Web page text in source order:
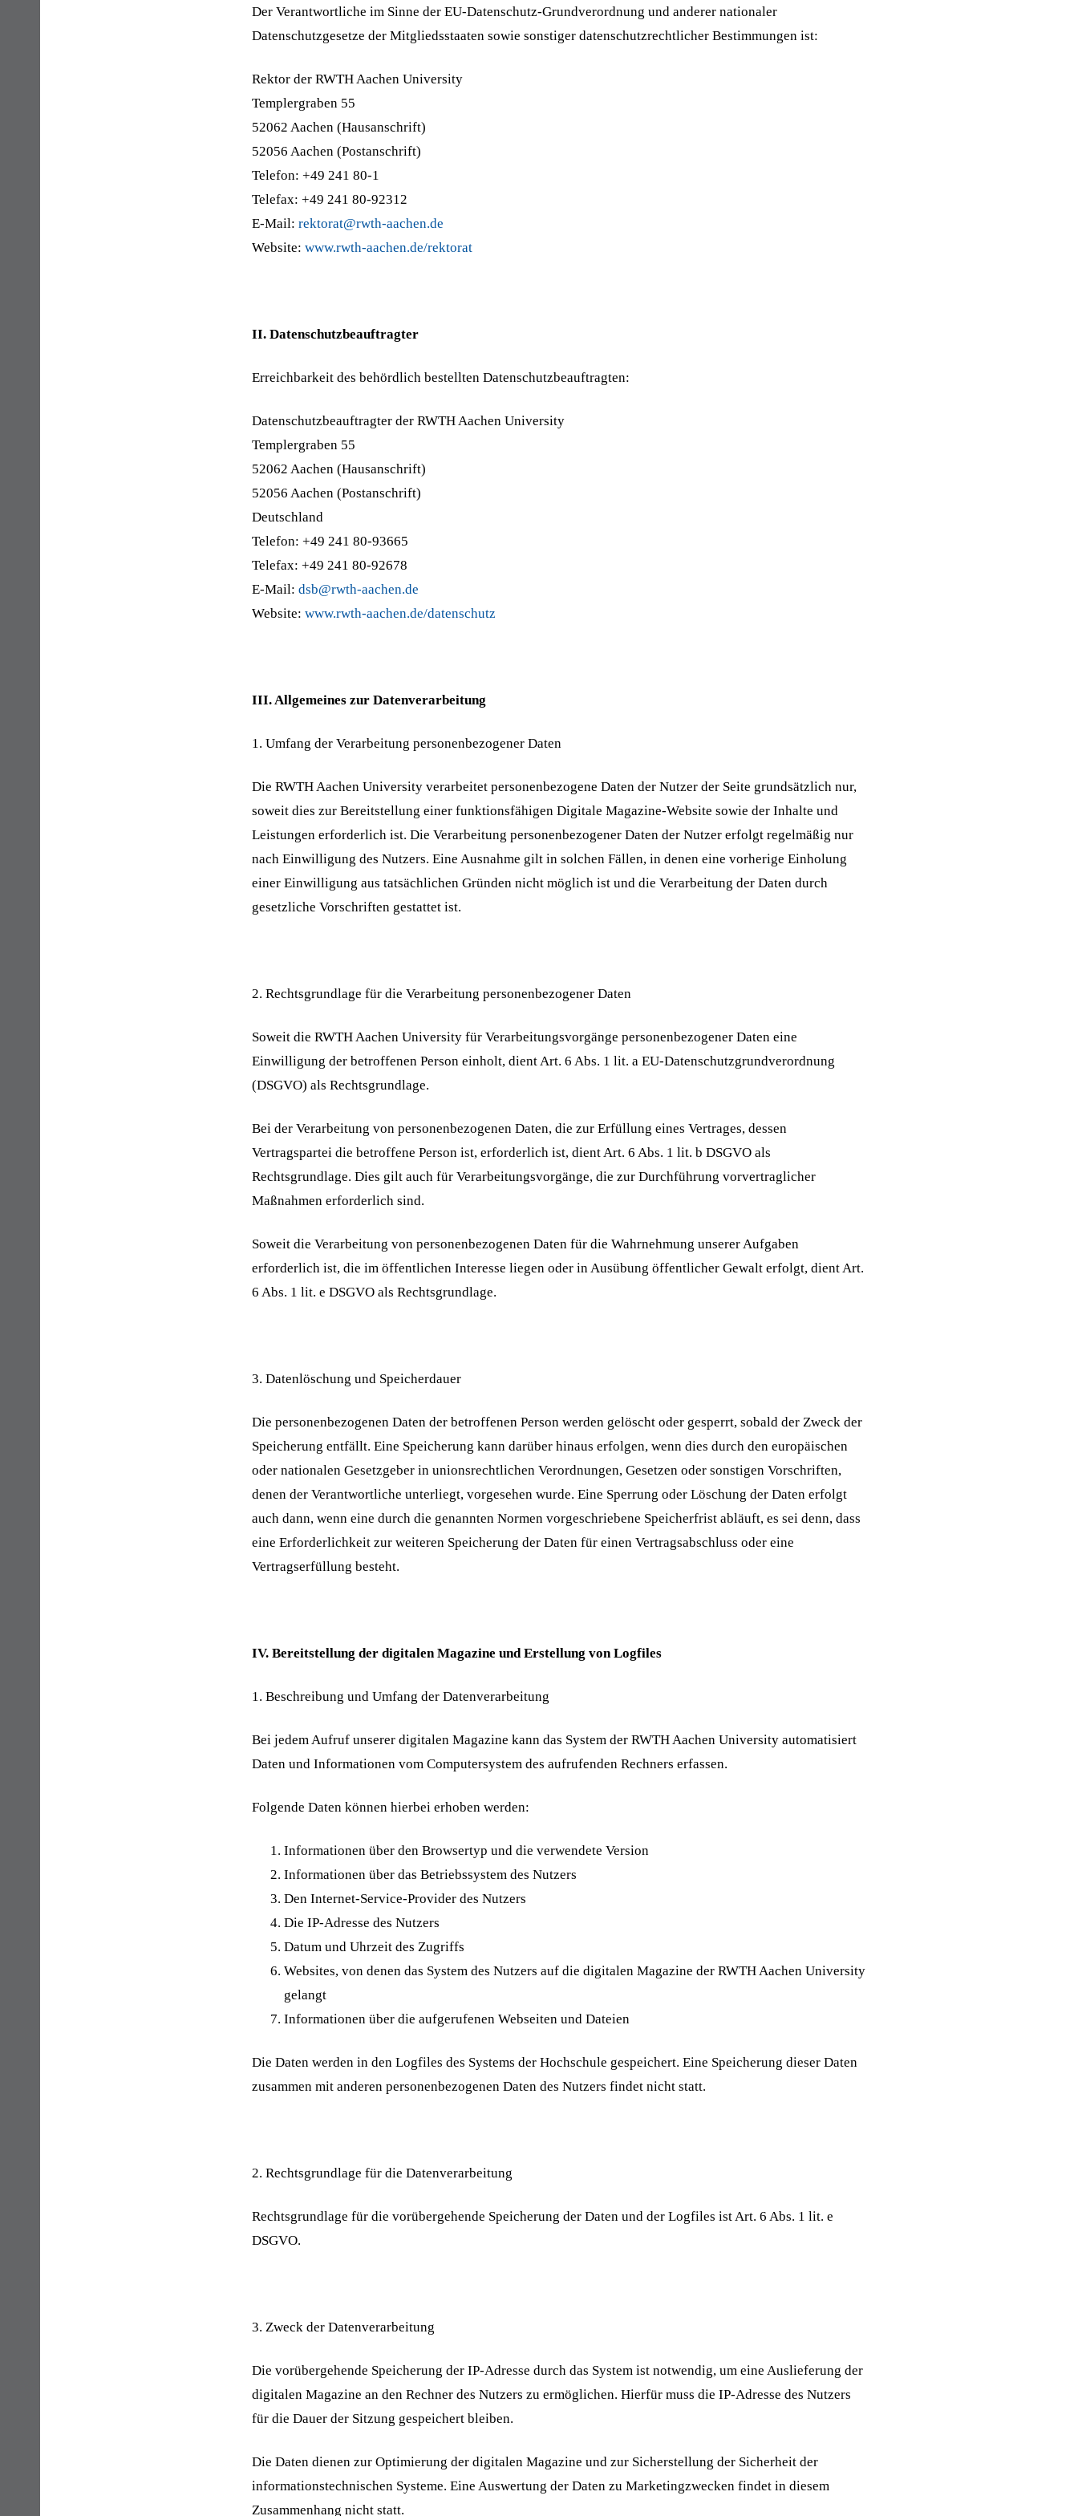
Der Verantwortliche im Sinne der EU-Datenschutz-Grundverordnung und anderer nationaler
Datenschutzgesetze der Mitgliedsstaaten sowie sonstiger datenschutzrechtlicher Bestimmungen ist:
Rektor der RWTH Aachen University
Templergraben 55
52062 Aachen (Hausanschrift)
52056 Aachen (Postanschrift)
Telefon: +49 241 80-1
Telefax: +49 241 80-92312
E-Mail: rektorat@rwth-aachen.de
Website: www.rwth-aachen.de/rektorat
II. Datenschutzbeauftragter
Erreichbarkeit des behördlich bestellten Datenschutzbeauftragten:
Datenschutzbeauftragter der RWTH Aachen University
Templergraben 55
52062 Aachen (Hausanschrift)
52056 Aachen (Postanschrift)
Deutschland
Telefon: +49 241 80-93665
Telefax: +49 241 80-92678
E-Mail: dsb@rwth-aachen.de
Website: www.rwth-aachen.de/datenschutz
III. Allgemeines zur Datenverarbeitung
1. Umfang der Verarbeitung personenbezogener Daten
Die RWTH Aachen University verarbeitet personenbezogene Daten der Nutzer der Seite grundsätzlich nur,
soweit dies zur Bereitstellung einer funktionsfähigen Digitale Magazine-Website sowie der Inhalte und
Leistungen erforderlich ist. Die Verarbeitung personenbezogener Daten der Nutzer erfolgt regelmäßig nur
nach Einwilligung des Nutzers. Eine Ausnahme gilt in solchen Fällen, in denen eine vorherige Einholung
einer Einwilligung aus tatsächlichen Gründen nicht möglich ist und die Verarbeitung der Daten durch
gesetzliche Vorschriften gestattet ist.
2. Rechtsgrundlage für die Verarbeitung personenbezogener Daten
Soweit die RWTH Aachen University für Verarbeitungsvorgänge personenbezogener Daten eine
Einwilligung der betroffenen Person einholt, dient Art. 6 Abs. 1 lit. a EU-Datenschutzgrundverordnung
(DSGVO) als Rechtsgrundlage.
Bei der Verarbeitung von personenbezogenen Daten, die zur Erfüllung eines Vertrages, dessen
Vertragspartei die betroffene Person ist, erforderlich ist, dient Art. 6 Abs. 1 lit. b DSGVO als
Rechtsgrundlage. Dies gilt auch für Verarbeitungsvorgänge, die zur Durchführung vorvertraglicher
Maßnahmen erforderlich sind.
Soweit die Verarbeitung von personenbezogenen Daten für die Wahrnehmung unserer Aufgaben
erforderlich ist, die im öffentlichen Interesse liegen oder in Ausübung öffentlicher Gewalt erfolgt, dient Art.
6 Abs. 1 lit. e DSGVO als Rechtsgrundlage.
3. Datenlöschung und Speicherdauer
Die personenbezogenen Daten der betroffenen Person werden gelöscht oder gesperrt, sobald der Zweck der
Speicherung entfällt. Eine Speicherung kann darüber hinaus erfolgen, wenn dies durch den europäischen
oder nationalen Gesetzgeber in unionsrechtlichen Verordnungen, Gesetzen oder sonstigen Vorschriften,
denen der Verantwortliche unterliegt, vorgesehen wurde. Eine Sperrung oder Löschung der Daten erfolgt
auch dann, wenn eine durch die genannten Normen vorgeschriebene Speicherfrist abläuft, es sei denn, dass
eine Erforderlichkeit zur weiteren Speicherung der Daten für einen Vertragsabschluss oder eine
Vertragserfüllung besteht.
IV. Bereitstellung der digitalen Magazine und Erstellung von Logfiles
1. Beschreibung und Umfang der Datenverarbeitung
Bei jedem Aufruf unserer digitalen Magazine kann das System der RWTH Aachen University automatisiert
Daten und Informationen vom Computersystem des aufrufenden Rechners erfassen.
Folgende Daten können hierbei erhoben werden:
Informationen über den Browsertyp und die verwendete Version
Informationen über das Betriebssystem des Nutzers
Den Internet-Service-Provider des Nutzers
Die IP-Adresse des Nutzers
Datum und Uhrzeit des Zugriffs
Websites, von denen das System des Nutzers auf die digitalen Magazine der RWTH Aachen University
gelangt
Informationen über die aufgerufenen Webseiten und Dateien
Die Daten werden in den Logfiles des Systems der Hochschule gespeichert. Eine Speicherung dieser Daten
zusammen mit anderen personenbezogenen Daten des Nutzers findet nicht statt.
2. Rechtsgrundlage für die Datenverarbeitung
Rechtsgrundlage für die vorübergehende Speicherung der Daten und der Logfiles ist Art. 6 Abs. 1 lit. e
DSGVO.
3. Zweck der Datenverarbeitung
Die vorübergehende Speicherung der IP-Adresse durch das System ist notwendig, um eine Auslieferung der
digitalen Magazine an den Rechner des Nutzers zu ermöglichen. Hierfür muss die IP-Adresse des Nutzers
für die Dauer der Sitzung gespeichert bleiben.
Die Daten dienen zur Optimierung der digitalen Magazine und zur Sicherstellung der Sicherheit der
informationstechnischen Systeme. Eine Auswertung der Daten zu Marketingzwecken findet in diesem
Zusammenhang nicht statt.